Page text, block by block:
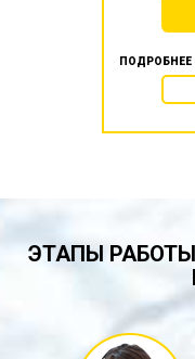
ПОДРОБНЕЕ
ЭТАПЫ